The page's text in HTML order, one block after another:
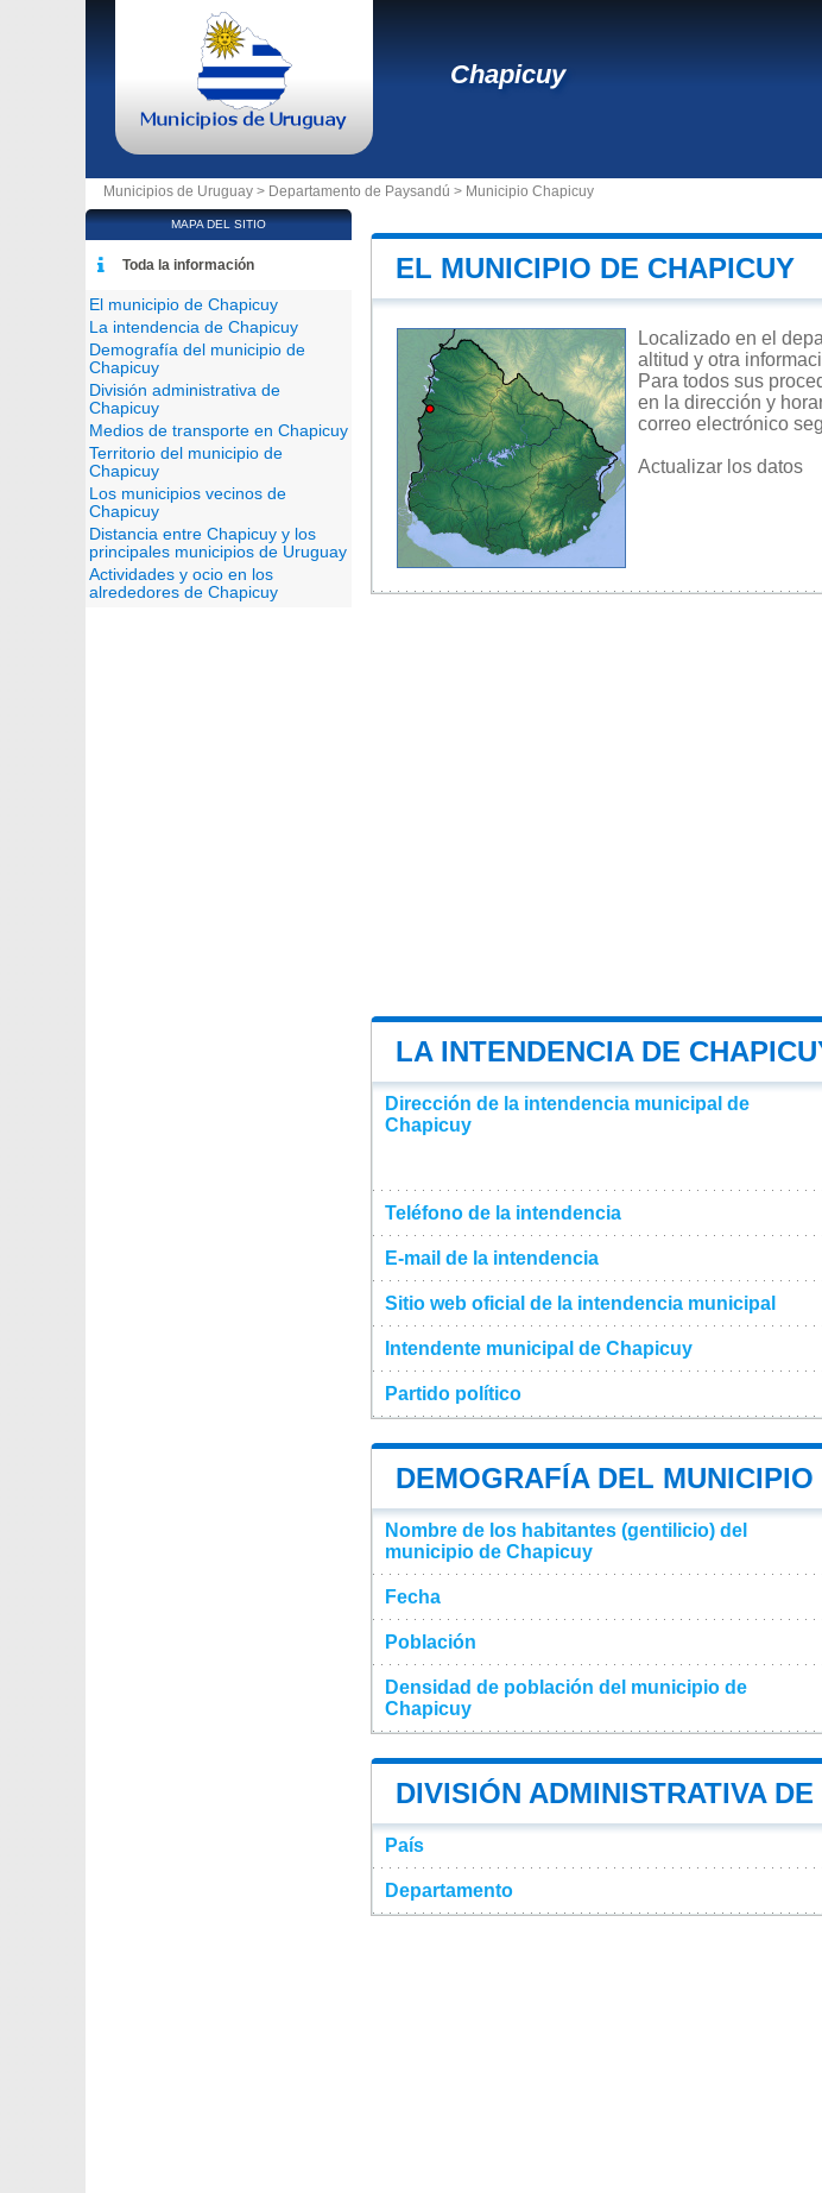
Chapicuy
Municipios de Uruguay > Departamento de Paysandú > Municipio Chapicuy
EL MUNICIPIO DE CHAPICUY
Localizado en el
altitud y otra
Para todos sus
en la dirección y
correo electrónico
Actualizar los datos
LA INTENDENCIA DE
Dirección de la intendencia municipal de
Chapicuy
Teléfono de la intendencia
E-mail de la intendencia
Sitio web oficial de la intendencia municipal
Intendente municipal de Chapicuy
Partido político
DEMOGRAFÍA DEL
Nombre de los habitantes (gentilicio) del
municipio de Chapicuy
Fecha
Población
Densidad de población del municipio de
Chapicuy
DIVISIÓN ADMINISTRATIVA
País
Departamento
MAPA DEL SITIO
Toda la información
El municipio de Chapicuy
La intendencia de Chapicuy
Demografía del municipio de
Chapicuy
División administrativa de
Chapicuy
Medios de transporte en Chapicuy
Territorio del municipio de
Chapicuy
Los municipios vecinos de
Chapicuy
Distancia entre Chapicuy y los
principales municipios de Uruguay
Actividades y ocio en los
alrededores de Chapicuy